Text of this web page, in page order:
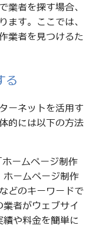
業者を探す場合、
ます。ここでは、
業者を見つけるた
る
ーネットを活用す
的には以下の方法
ームページ制作
ームページ制作
どのキーワードで
者がウェブサイ
績や料金を簡単に